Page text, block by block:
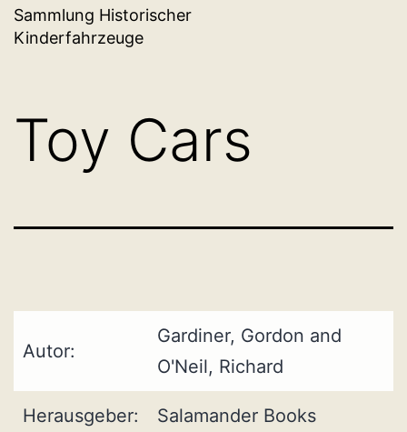
Sammlung Historischer
Kinderfahrzeuge
Toy Cars
Autor:
Gardiner, Gordon and
O'Neil, Richard
Herausgeber: Salamander Books